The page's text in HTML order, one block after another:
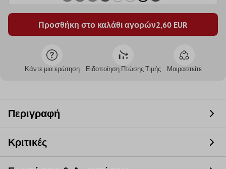
Προσθήκη στο καλάθι αγορών2,60 EUR
Κάντε μια ερώτηση Ειδοποίηση Πτώσης Τιμής Μοιραστείτε
Περιγραφή
Κριτικές